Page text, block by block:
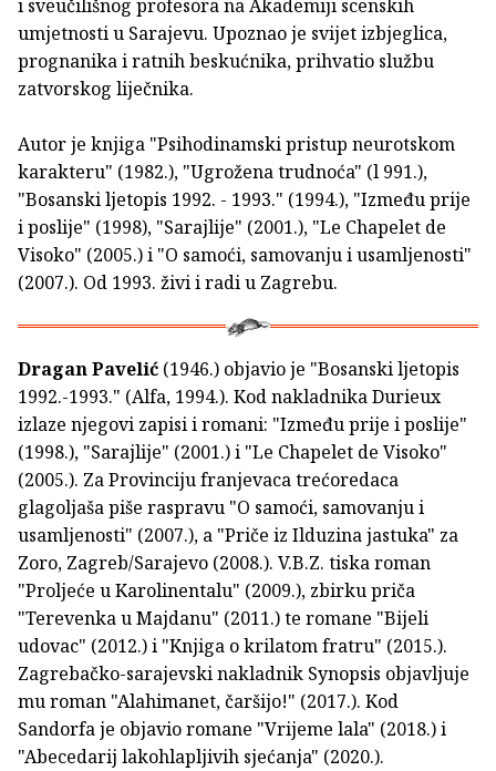
i sveučilišnog profesora na Akademiji scenskih
umjetnosti u Sarajevu. Upoznao je svijet izbjeglica,
prognanika i ratnih beskućnika, prihvatio službu
zatvorskog liječnika.
Autor je knjiga "Psihodinamski pristup neurotskom
karakteru" (1982.), "Ugrožena trudnoća" (l 991.),
"Bosanski ljetopis 1992. - 1993." (1994.), "Između prije
i poslije" (1998), "Sarajlije" (2001.), "Le Chapelet de
Visoko" (2005.) i "O samoći, samovanju i usamljenosti"
(2007.). Od 1993. živi i radi u Zagrebu.
Dragan Pavelić (1946.) objavio je "Bosanski ljetopis
1992.-1993." (Alfa, 1994.). Kod nakladnika Durieux
izlaze njegovi zapisi i romani: "Između prije i poslije"
(1998.), "Sarajlije" (2001.) i "Le Chapelet de Visoko"
(2005.). Za Provinciju franjevaca trećoredaca
glagoljaša piše raspravu "O samoći, samovanju i
usamljenosti" (2007.), a "Priče iz Ilduzina jastuka" za
Zoro, Zagreb/Sarajevo (2008.). V.B.Z. tiska roman
"Proljeće u Karolinentalu" (2009.), zbirku priča
"Terevenka u Majdanu" (2011.) te romane "Bijeli
udovac" (2012.) i "Knjiga o krilatom fratru" (2015.).
Zagrebačko-sarajevski nakladnik Synopsis objavljuje
mu roman "Alahimanet, čaršijo!" (2017.). Kod
Sandorfa je objavio romane "Vrijeme lala" (2018.) i
"Abecedarij lakohlapljivih sjećanja" (2020.).